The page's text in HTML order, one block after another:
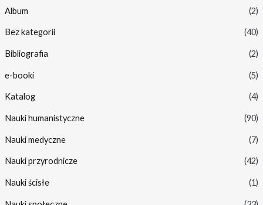
Album (2)
Bez kategorii (40)
Bibliografia (2)
e-booki (5)
Katalog (4)
Nauki humanistyczne (90)
Nauki medyczne (7)
Nauki przyrodnicze (42)
Nauki ścisłe (1)